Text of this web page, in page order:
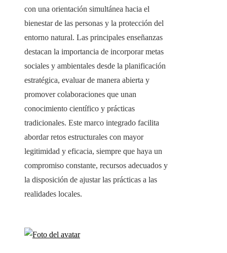
con una orientación simultánea hacia el
bienestar de las personas y la protección del
entorno natural. Las principales enseñanzas
destacan la importancia de incorporar metas
sociales y ambientales desde la planificación
estratégica, evaluar de manera abierta y
promover colaboraciones que unan
conocimiento científico y prácticas
tradicionales. Este marco integrado facilita
abordar retos estructurales con mayor
legitimidad y eficacia, siempre que haya un
compromiso constante, recursos adecuados y
la disposición de ajustar las prácticas a las
realidades locales.